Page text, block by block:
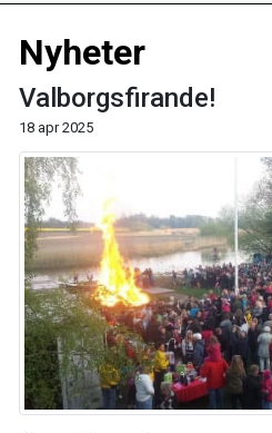
Nyheter
Valborgsfirande!
18 apr 2025